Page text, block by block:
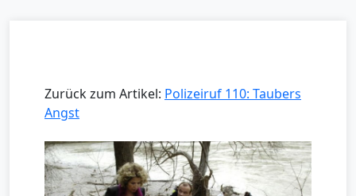
Zurück zum Artikel: Polizeiruf 110: Taubers
Angst